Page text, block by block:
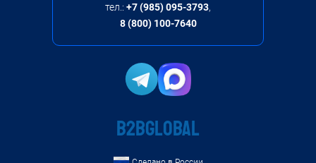
B2BGLOBAL
тел.: +7 (985) 095-3793,
8 (800) 100-7640